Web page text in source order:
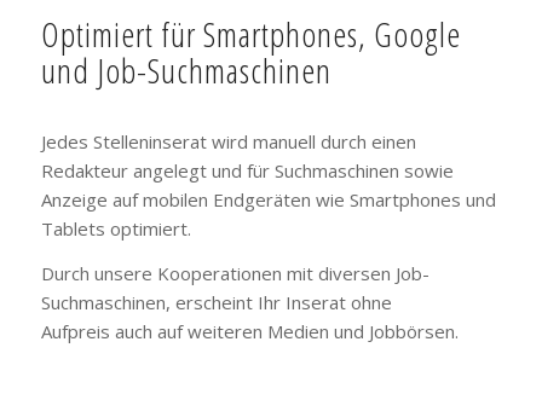
Optimiert für Smartphones, Google
und Job-Suchmaschinen
Jedes Stelleninserat wird manuell durch einen
Redakteur angelegt und für Suchmaschinen sowie
Anzeige auf mobilen Endgeräten wie Smartphones und
Tablets optimiert.
Durch unsere Kooperationen mit diversen Job-
Suchmaschinen, erscheint Ihr Inserat ohne
Aufpreis auch auf weiteren Medien und Jobbörsen.